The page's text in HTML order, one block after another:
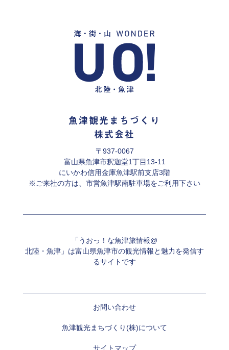
魚津観光まちづくり
株式会社
〒937-0067
富山県魚津市釈迦堂1丁目13-11
にいかわ信用金庫魚津駅前支店3階
※ご来社の方は、市営魚津駅南駐車場をご利用下さい
「うおっ！な魚津旅情報@
北陸・魚津」は富山県魚津市の観光情報と魅力を発信す
るサイトです
お問い合わせ
魚津観光まちづくり(株)について
サイトマップ